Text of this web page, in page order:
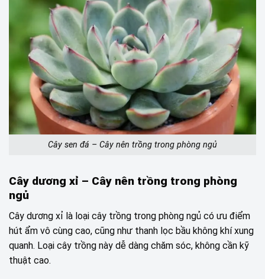
Cây sen đá – Cây nên trồng trong phòng ngủ
Cây dương xỉ – Cây nên trồng trong phòng
ngủ
Cây dương xỉ là loại cây trồng trong phòng ngủ có ưu điểm
hút ẩm vô cùng cao, cũng như thanh lọc bầu không khí xung
quanh. Loại cây trồng này dễ dàng chăm sóc, không cần kỹ
thuật cao.